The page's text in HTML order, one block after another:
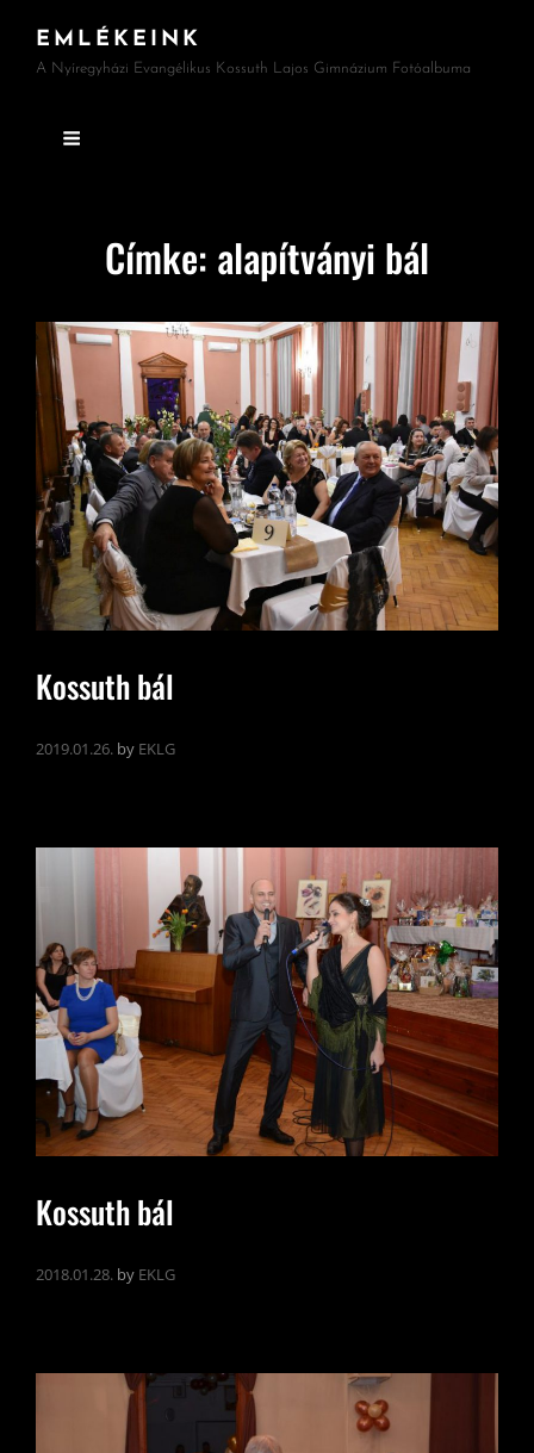
EMLÉKEINK
A Nyíregyházi Evangélikus Kossuth Lajos Gimnázium Fotóalbuma
Címke: alapítványi bál
Kossuth bál
2019.01.26. by EKLG
Kossuth bál
2018.01.28. by EKLG